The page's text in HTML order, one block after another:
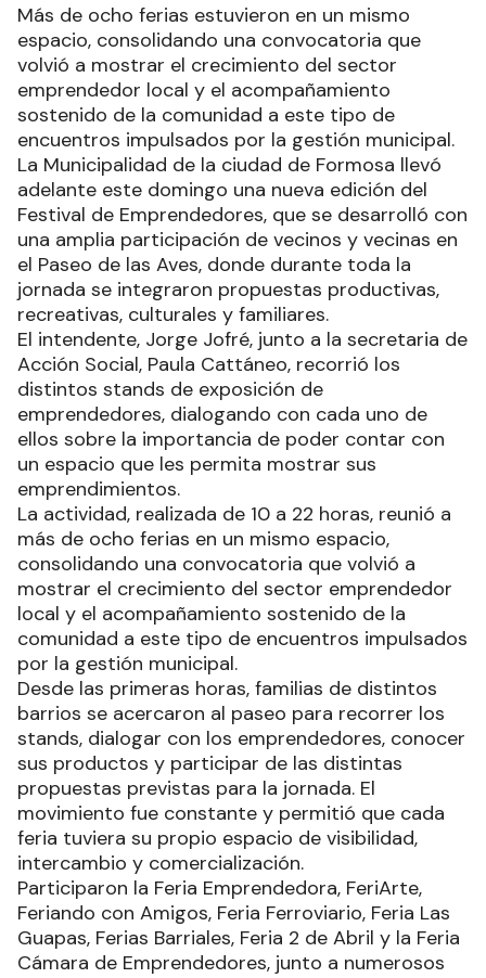
Más de ocho ferias estuvieron en un mismo
espacio, consolidando una convocatoria que
volvió a mostrar el crecimiento del sector
emprendedor local y el acompañamiento
sostenido de la comunidad a este tipo de
encuentros impulsados por la gestión municipal.
La Municipalidad de la ciudad de Formosa llevó
adelante este domingo una nueva edición del
Festival de Emprendedores, que se desarrolló con
una amplia participación de vecinos y vecinas en
el Paseo de las Aves, donde durante toda la
jornada se integraron propuestas productivas,
recreativas, culturales y familiares.
El intendente, Jorge Jofré, junto a la secretaria de
Acción Social, Paula Cattáneo, recorrió los
distintos stands de exposición de
emprendedores, dialogando con cada uno de
ellos sobre la importancia de poder contar con
un espacio que les permita mostrar sus
emprendimientos.
La actividad, realizada de 10 a 22 horas, reunió a
más de ocho ferias en un mismo espacio,
consolidando una convocatoria que volvió a
mostrar el crecimiento del sector emprendedor
local y el acompañamiento sostenido de la
comunidad a este tipo de encuentros impulsados
por la gestión municipal.
Desde las primeras horas, familias de distintos
barrios se acercaron al paseo para recorrer los
stands, dialogar con los emprendedores, conocer
sus productos y participar de las distintas
propuestas previstas para la jornada. El
movimiento fue constante y permitió que cada
feria tuviera su propio espacio de visibilidad,
intercambio y comercialización.
Participaron la Feria Emprendedora, FeriArte,
Feriando con Amigos, Feria Ferroviario, Feria Las
Guapas, Ferias Barriales, Feria 2 de Abril y la Feria
Cámara de Emprendedores, junto a numerosos